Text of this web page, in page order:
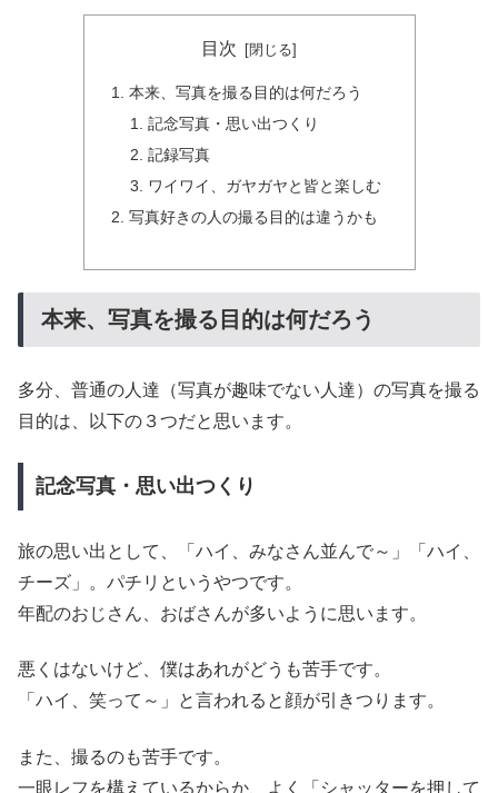
目次
本来、写真を撮る目的は何だろう
記念写真・思い出つくり
記録写真
ワイワイ、ガヤガヤと皆と楽しむ
写真好きの人の撮る目的は違うかも
本来、写真を撮る目的は何だろう
多分、普通の人達（写真が趣味でない人達）の写真を撮る
目的は、以下の３つだと思います。
記念写真・思い出つくり
旅の思い出として、「ハイ、みなさん並んで～」「ハイ、
チーズ」。パチリというやつです。
年配のおじさん、おばさんが多いように思います。
悪くはないけど、僕はあれがどうも苦手です。
「ハイ、笑って～」と言われると顔が引きつります。
また、撮るのも苦手です。
一眼レフを構えているからか、よく「シャッターを押して